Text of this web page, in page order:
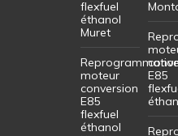
flexfuel
éthanol
Muret
moteur
conversion
E85
flexfuel
éthanol
E85